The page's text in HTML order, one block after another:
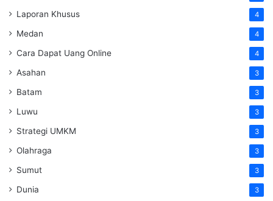
Laporan Khusus 4
Medan 4
Cara Dapat Uang Online 4
Asahan 3
Batam 3
Luwu 3
Strategi UMKM 3
Olahraga 3
Sumut 3
Dunia 3